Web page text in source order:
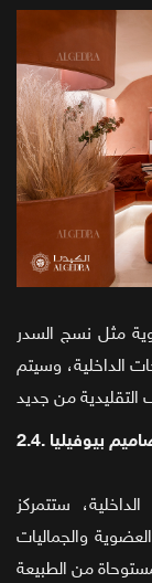
مثل نسج السدر
الداخلية، وسيتم
تصاميم بيوفيليا
ستتمركز
والجماليات